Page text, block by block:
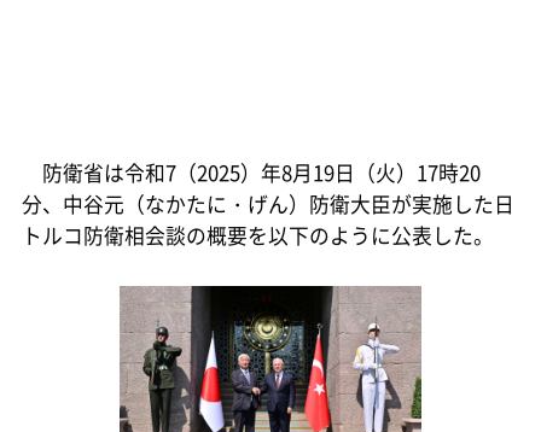
防衛省は令和7（2025）年8月19日（火）17時20
分、中谷元（なかたに・げん）防衛大臣が実施した日
トルコ防衛相会談の概要を以下のように公表した。